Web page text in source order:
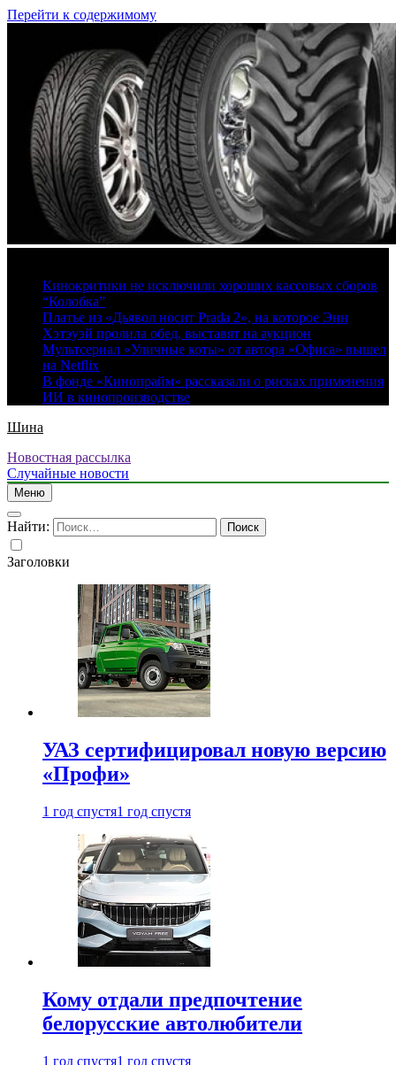
Перейти к содержимому
Кинокритики не исключили хороших кассовых сборов
“Колобка”
Платье из «Дьявол носит Prada 2», на которое Энн
Хэтэуэй пролила обед, выставят на аукцион
Мультсериал «Уличные коты» от автора «Офиса» вышел
на Netflix
В фонде «Кинопрайм» рассказали о рисках применения
ИИ в кинопроизводстве
Шина
Новостная рассылка
Случайные новости
Меню
Найти:
Заголовки
УАЗ сертифицировал новую версию
«Профи»
1 год спустя1 год спустя
Кому отдали предпочтение
белорусские автолюбители
1 год спустя1 год спустя